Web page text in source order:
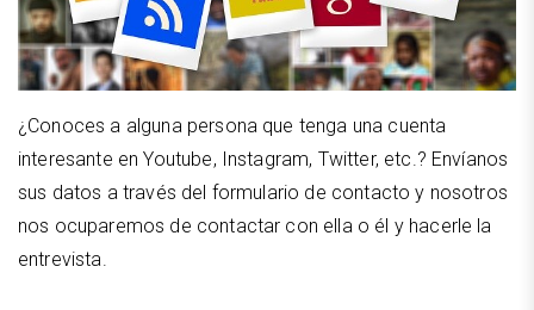
¿Conoces a alguna persona que tenga una cuenta
interesante en Youtube, Instagram, Twitter, etc.? Envíanos
sus datos a través del formulario de contacto y nosotros
nos ocuparemos de contactar con ella o él y hacerle la
entrevista.